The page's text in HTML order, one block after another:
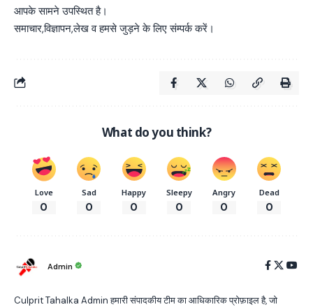
आपके सामने उपस्थित है।
समाचार,विज्ञापन,लेख व हमसे जुड़ने के लिए संम्पर्क करें।
What do you think?
Love
0
Sad
0
Happy
0
Sleepy
0
Angry
0
Dead
0
Admin
Culprit Tahalka Admin हमारी संपादकीय टीम का आधिकारिक प्रोफ़ाइल है, जो